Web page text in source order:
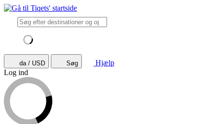
da / USD Søg
Hjælp
Log ind